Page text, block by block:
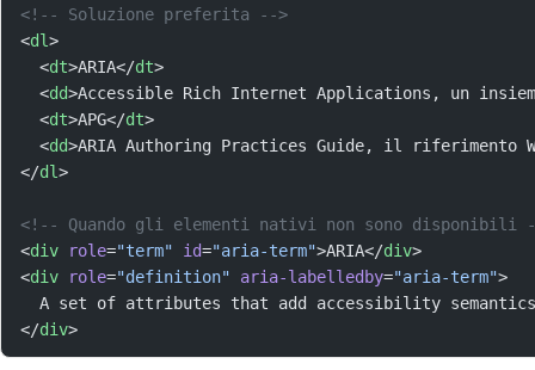
<!-- Soluzione preferita -->
<dl>
  <
dt>ARIA</dt>
  <
dd>Accessible Rich Internet Applications, un
  <
dt>APG</dt>
  <
dd>ARIA Authoring Practices Guide, il riferimento
</dl>
<!-- Quando gli elementi nativi non sono disponibili
<div role="term" id="aria-term">ARIA</div>
<div role="definition" aria-labelledby="aria-term">
A set of attributes that add accessibility
</div>